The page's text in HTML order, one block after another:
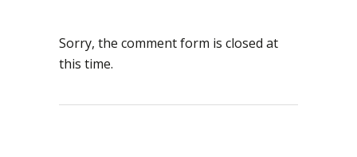
Sorry, the comment form is closed at
this time.